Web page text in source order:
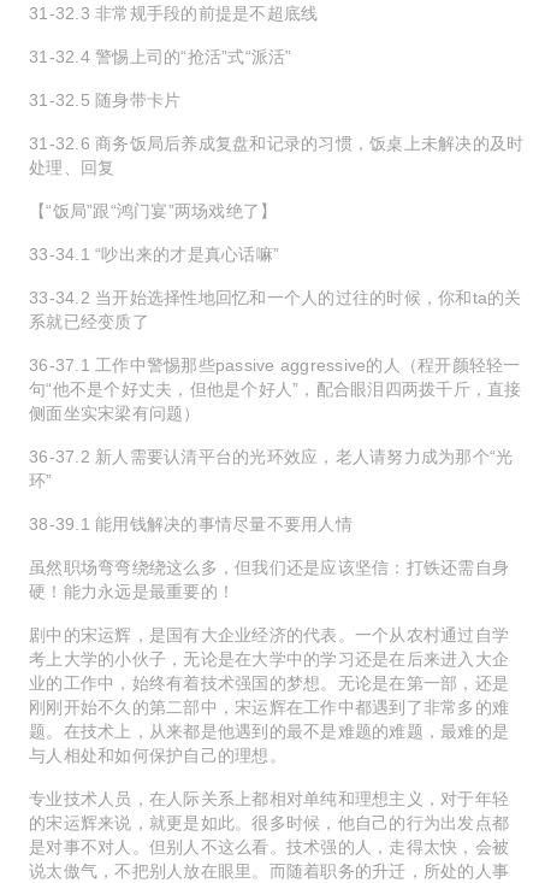
31-32.3 非常规手段的前提是不超底线
31-32.4 警惕上司的“抢活”式“派活”
31-32.5 随身带卡片
31-32.6 商务饭局后养成复盘和记录的习惯，饭桌上未解决的及时
处理、回复
【“饭局”跟“鸿门宴”两场戏绝了】
33-34.1 “吵出来的才是真心话嘛”
33-34.2 当开始选择性地回忆和一个人的过往的时候，你和ta的关
系就已经变质了
36-37.1 工作中警惕那些passive aggressive的人（程开颜轻轻一
句“他不是个好丈夫，但他是个好人”，配合眼泪四两拨千斤，直接
侧面坐实宋梁有问题）
36-37.2 新人需要认清平台的光环效应，老人请努力成为那个“光
环”
38-39.1 能用钱解决的事情尽量不要用人情
虽然职场弯弯绕绕这么多，但我们还是应该坚信：打铁还需自身
硬！能力永远是最重要的！
剧中的宋运辉，是国有大企业经济的代表。一个从农村通过自学
考上大学的小伙子，无论是在大学中的学习还是在后来进入大企
业的工作中，始终有着技术强国的梦想。无论是在第一部，还是
刚刚开始不久的第二部中，宋运辉在工作中都遇到了非常多的难
题。在技术上，从来都是他遇到的最不是难题的难题，最难的是
与人相处和如何保护自己的理想。
专业技术人员，在人际关系上都相对单纯和理想主义，对于年轻
的宋运辉来说，就更是如此。很多时候，他自己的行为出发点都
是对事不对人。但别人不这么看。技术强的人，走得太快，会被
说太傲气，不把别人放在眼里。而随着职务的升迁，所处的人事